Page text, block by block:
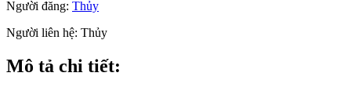
Người đăng: Thủy
Người liên hệ: Thủy
Mô tả chi tiết: